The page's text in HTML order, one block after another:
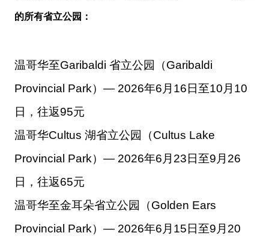
的所有省立公园：
温哥华至Garibaldi 省立公园（Garibaldi
Provincial Park）— 2026年6月16日至10月10
日，往返95元
温哥华Cultus 湖省立公园（Cultus Lake
Provincial Park）— 2026年6月23日至9月26
日，往返65元
温哥华至金耳朵省立公园（Golden Ears
Provincial Park）— 2026年6月15日至9月20